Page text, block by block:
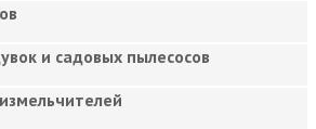
и садовых пылесосов